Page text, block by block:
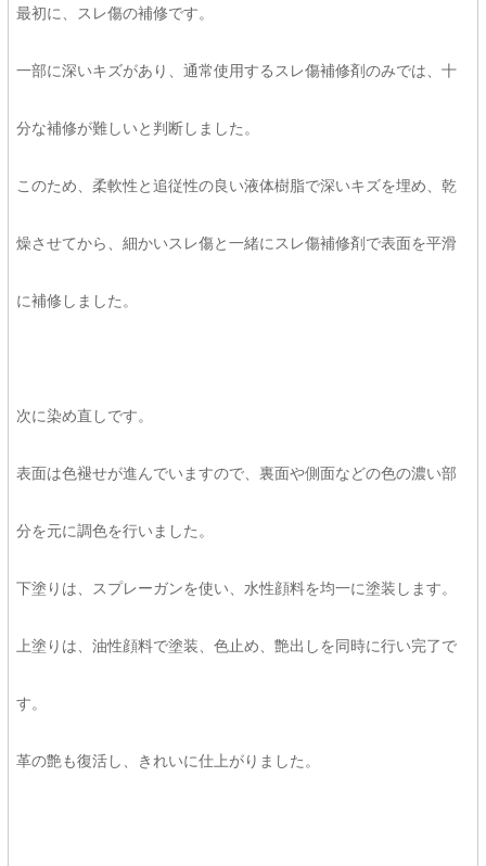
最初に、スレ傷の補修です。
一部に深いキズがあり、通常使用するスレ傷補修剤のみでは、十
分な補修が難しいと判断しました。
このため、柔軟性と追従性の良い液体樹脂で深いキズを埋め、乾
燥させてから、細かいスレ傷と一緒にスレ傷補修剤で表面を平滑
に補修しました。
次に染め直しです。
表面は色褪せが進んでいますので、裏面や側面などの色の濃い部
分を元に調色を行いました。
下塗りは、スプレーガンを使い、水性顔料を均一に塗装します。
上塗りは、油性顔料で塗装、色止め、艶出しを同時に行い完了で
す。
革の艶も復活し、きれいに仕上がりました。